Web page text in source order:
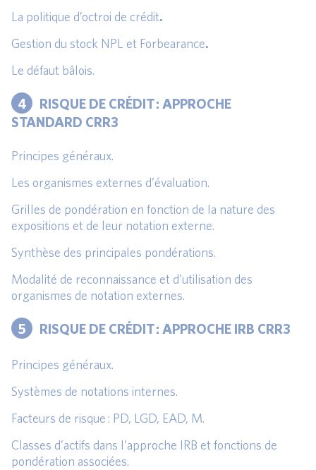
La politique d’octroi de crédit.
Gestion du stock NPL et Forbearance.
Le défaut bâlois.
4
RISQUE DE CRÉDIT : APPROCHE
STANDARD CRR3
Principes généraux.
Les organismes externes d’évaluation.
Grilles de pondération en fonction de la nature des
expositions et de leur notation externe.
Synthèse des principales pondérations.
Modalité de reconnaissance et d’utilisation des
organismes de notation externes.
5 RISQUE DE CRÉDIT : APPROCHE IRB CRR3
Principes généraux.
Systèmes de notations internes.
Facteurs de risque : PD, LGD, EAD, M.
Classes d’actifs dans l’approche IRB et fonctions de
pondération associées.